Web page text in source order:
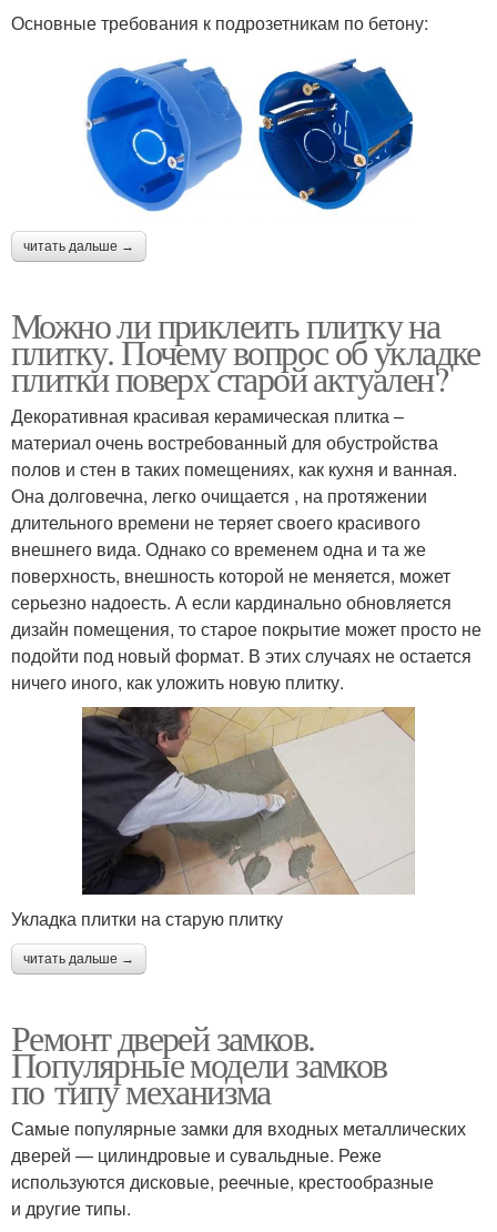
Основные требования к подрозетникам по бетону:
читать дальше →
Можно ли приклеить плитку на
плитку. Почему вопрос об укладке
плитки поверх старой актуален?
Декоративная красивая керамическая плитка –
материал очень востребованный для обустройства
полов и стен в таких помещениях, как кухня и ванная.
Она долговечна, легко очищается , на протяжении
длительного времени не теряет своего красивого
внешнего вида. Однако со временем одна и та же
поверхность, внешность которой не меняется, может
серьезно надоесть. А если кардинально обновляется
дизайн помещения, то старое покрытие может просто не
подойти под новый формат. В этих случаях не остается
ничего иного, как уложить новую плитку.
Укладка плитки на старую плитку
читать дальше →
Ремонт дверей замков.
Популярные модели замков
по типу механизма
Самые популярные замки для входных металлических
дверей — цилиндровые и сувальдные. Реже
используются дисковые, реечные, крестообразные
и другие типы.